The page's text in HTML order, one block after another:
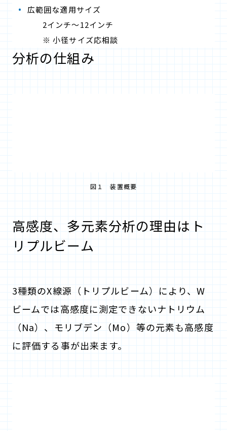
広範囲な適用サイズ
2インチ～12インチ
※ 小径サイズ応相談
分析の仕組み
図１ 装置概要
高感度、多元素分析の理由はト
リプルビーム
3種類のX線源（トリプルビーム）により、W
ビームでは高感度に測定できないナトリウム
（Na）、モリブデン（Mo）等の元素も高感度
に評価する事が出来ます。